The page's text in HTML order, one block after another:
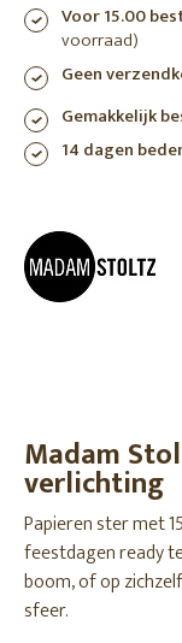
Voor 15.00
voorraad)
Geen
Gemakkelijk
14 dagen
Madam
verlichting
Papieren ster met
feestdagen ready
boom, of op
sfeer.